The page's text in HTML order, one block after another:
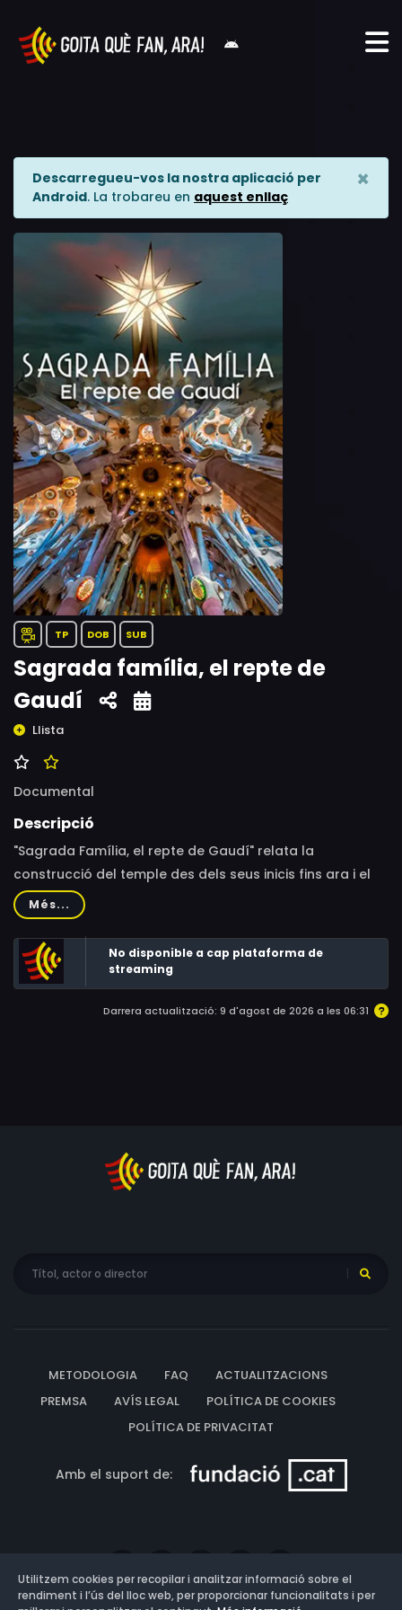
Descarregueu-vos la nostra aplicació per
Android. La trobareu en aquest enllaç
×
TP DOB SUB
Sagrada família, el repte de
Gaudí
Llista
Documental
Descripció
"Sagrada Família, el repte de Gaudí" relata la
construcció del temple des dels seus inicis fins ara i el
desafiament de continuar una obra sense el seu
creador, sense plànols ni gaires documents.
Més...
No disponible a cap plataforma de
streaming
Darrera actualització: 9 d'agost de 2026 a les 06:31
METODOLOGIA FAQ
ACTUALITZACIONS
PREMSA
AVÍS LEGAL
POLÍTICA DE COOKIES
POLÍTICA DE PRIVACITAT
Amb el suport de:
Utilitzem cookies per recopilar i analitzar informació sobre el
rendiment i l’ús del lloc web, per proporcionar funcionalitats i per